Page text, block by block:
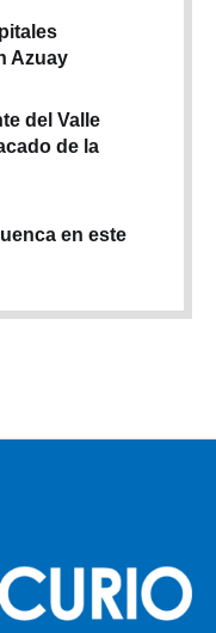
Azuay
del Valle
de la
en este